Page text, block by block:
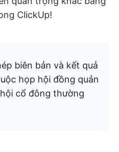
ClickUp!
biên bản và kết quả
họp hội đồng quản
cổ đông thường